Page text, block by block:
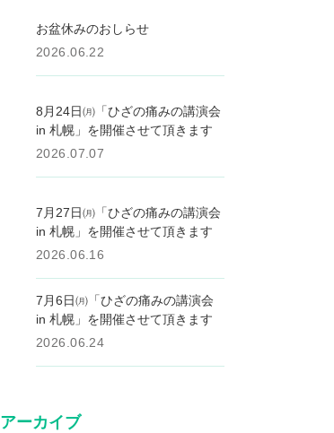
お盆休みのおしらせ
2026.06.22
8月24日㈪「ひざの痛みの講演会
in 札幌」を開催させて頂きます
2026.07.07
7月27日㈪「ひざの痛みの講演会
in 札幌」を開催させて頂きます
2026.06.16
7月6日㈪「ひざの痛みの講演会
in 札幌」を開催させて頂きます
2026.06.24
アーカイブ